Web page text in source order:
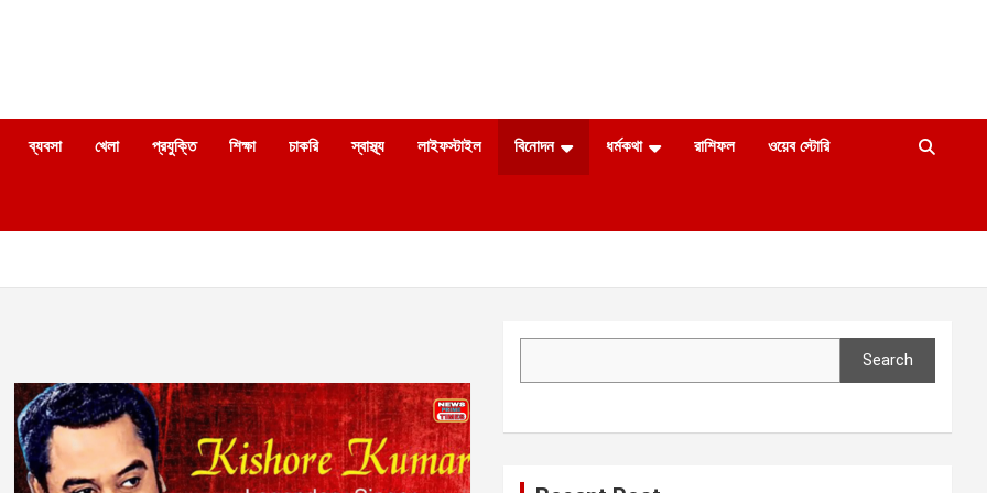
ব্যবসা খেলা প্রযুক্তি শিক্ষা চাকরি স্বাস্থ্য লাইফস্টাইল বিনোদন ধর্মকথা রাশিফল ওয়েব স্টোরি
Search